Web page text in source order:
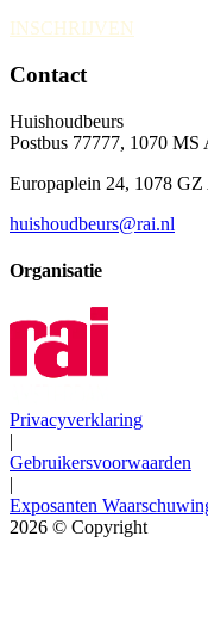
INSCHRIJVEN
Contact
Huishoudbeurs
Postbus 77777, 1070 MS
Europaplein 24, 1078 GZ
huishoudbeurs@rai.nl
Organisatie
Privacyverklaring
|
Gebruikersvoorwaarden
|
Exposanten
2026 © Copyright